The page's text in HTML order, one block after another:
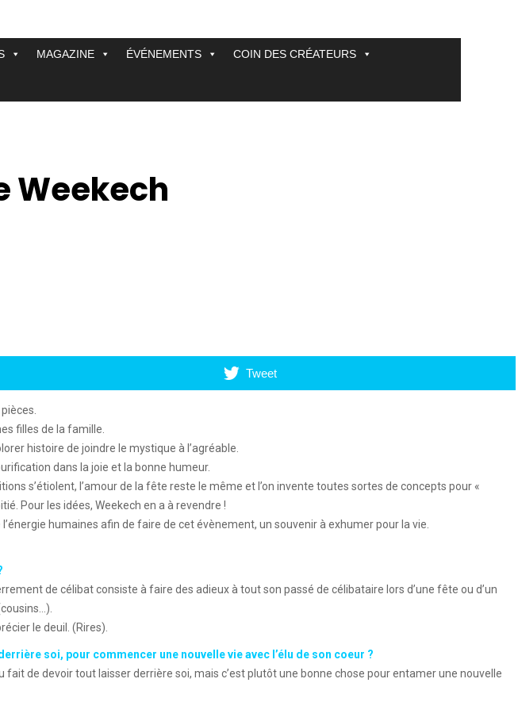
MAGAZINE ÉVÉNEMENTS COIN DES CRÉATEURS
Weekech
Tweet
filles de la famille.
histoire de joindre le mystique à l’agréable.
dans la joie et la bonne humeur.
s’étiolent, l’amour de la fête reste le même et l’on invente toutes sortes de concepts pour «
Pour les idées, Weekech en a à revendre !
humaines afin de faire de cet évènement, un souvenir à exhumer pour la vie.
de célibat consiste à faire des adieux à tout son passé de célibataire lors d’une fête ou d’un
le deuil. (Rires).
soi, pour commencer une nouvelle vie avec l’élu de son coeur ?
de devoir tout laisser derrière soi, mais c’est plutôt une bonne chose pour entamer une nouvelle